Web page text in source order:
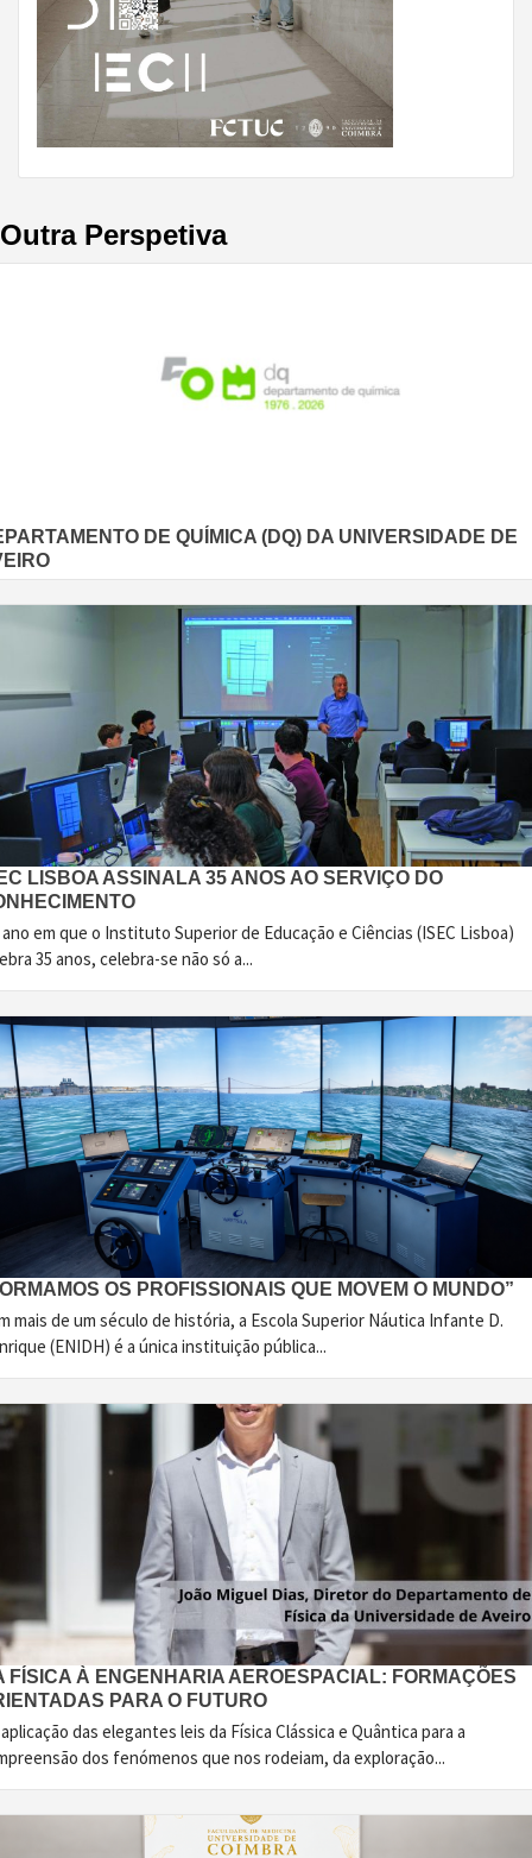
Outra Perspetiva
DE QUÍMICA (DQ) DA UNIVERSIDADE DE
LISBOA ASSINALA 35 ANOS AO SERVIÇO DO
em que o Instituto Superior de Educação e Ciências (ISEC Lisboa)
35 anos, celebra-se não só a...
OS PROFISSIONAIS QUE MOVEM O MUNDO”
mais de um século de história, a Escola Superior Náutica Infante D.
(ENIDH) é a única instituição pública...
FÍSICA À ENGENHARIA AEROESPACIAL: FORMAÇÕES
PARA O FUTURO
das elegantes leis da Física Clássica e Quântica para a
dos fenómenos que nos rodeiam, da exploração...